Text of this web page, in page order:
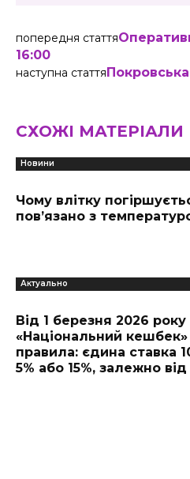
попередня стаття
16:00
наступна стаття
СХОЖІ МАТЕРІАЛИ
Новини
Чому влітку
пов’язано з
Актуально
Від 1 березня 2026
«Національний кешбек»
правила: єдина ставка
5% або 15%, залежно від